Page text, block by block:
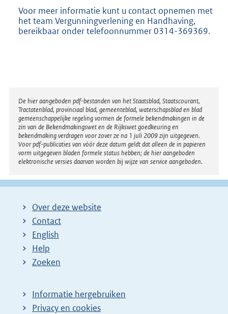
Voor meer informatie kunt u contact opnemen met
het team Vergunningverlening en Handhaving,
bereikbaar onder telefoonnummer 0314-369369.
Disclaimer
De hier aangeboden pdf-bestanden van het Staatsblad, Staatscourant,
Tractatenblad, provinciaal blad, gemeenteblad, waterschapsblad en blad
gemeenschappelijke regeling vormen de formele bekendmakingen in de
zin van de Bekendmakingswet en de Rijkswet goedkeuring en
bekendmaking verdragen voor zover ze na 1 juli 2009 zijn uitgegeven.
Voor pdf-publicaties van vóór deze datum geldt dat alleen de in papieren
vorm uitgegeven bladen formele status hebben; de hier aangeboden
elektronische versies daarvan worden bij wijze van service aangeboden.
Over deze website
Contact
English
Help
Zoeken
Informatie hergebruiken
Privacy en cookies